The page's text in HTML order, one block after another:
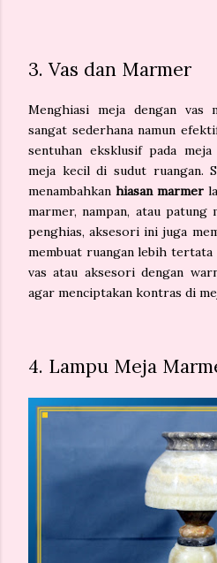
3. Vas dan Marmer
Menghiasi meja dengan vas
sangat sederhana namun
sentuhan eksklusif pada
meja kecil di sudut ruangan.
menambahkan hiasan marmer
marmer, nampan, atau patung
penghias, aksesori ini juga
membuat ruangan lebih
vas atau aksesori dengan
agar menciptakan kontras di
4. Lampu Meja